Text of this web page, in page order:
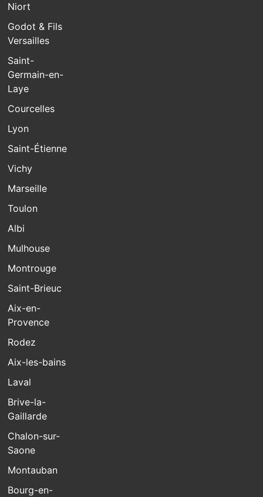
Niort
Godot & Fils
Versailles
Saint-
Germain-en-
Laye
Courcelles
Lyon
Saint-Étienne
Vichy
Marseille
Toulon
Albi
Mulhouse
Montrouge
Saint-Brieuc
Aix-en-
Provence
Rodez
Aix-les-bains
Laval
Brive-la-
Gaillarde
Chalon-sur-
Saone
Montauban
Bourg-en-